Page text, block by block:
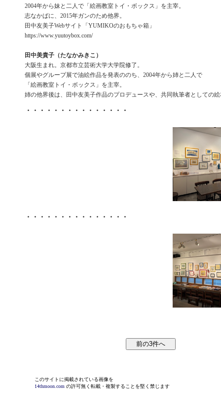
2004年から妹と二人で「絵画教室トイ・ボックス」を主宰。
志なかばに、2015年ガンのため他界。
田中友美子Webサイト「YUMIKOのおもちゃ箱」
https://www.yuutoybox.com/
田中美貴子（たなかみきこ）
大阪生まれ。京都市立芸術大学大学院修了。
個展やグループ展で油絵作品を発表ののち、2004年から姉と二人で
「絵画教室トイ・ボックス」を主宰。
姉の他界後は、田中友美子作品のプロデュースや、共同執筆者としての
・・・・・・・・・・・・・・・
・・・・・・・・・・・・・・・
このサイトに掲載されている画像を
14thmoon.com の許可無く転載・複製することを堅く禁じます